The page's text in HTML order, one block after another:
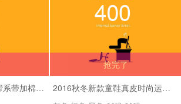
新品童鞋磨砂真皮中帮系带加棉运动休闲鞋SA1608中童
抢完了
2016秋冬新款童鞋真皮时尚运动鞋SA6812中童